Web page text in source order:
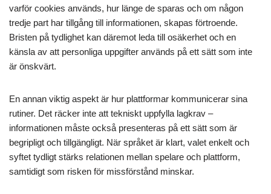
varför cookies används, hur länge de sparas och om någon
tredje part har tillgång till informationen, skapas förtroende.
Bristen på tydlighet kan däremot leda till osäkerhet och en
känsla av att personliga uppgifter används på ett sätt som inte
är önskvärt.
En annan viktig aspekt är hur plattformar kommunicerar sina
rutiner. Det räcker inte att tekniskt uppfylla lagkrav –
informationen måste också presenteras på ett sätt som är
begripligt och tillgängligt. När språket är klart, valet enkelt och
syftet tydligt stärks relationen mellan spelare och plattform,
samtidigt som risken för missförstånd minskar.